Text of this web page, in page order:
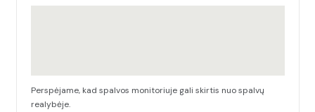
Perspėjame, kad spalvos monitoriuje gali skirtis nuo spalvų
realybėje.